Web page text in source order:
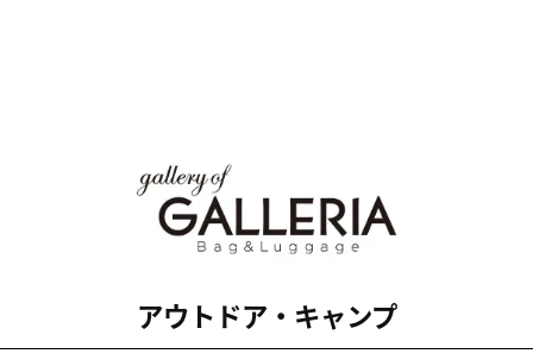
アウトドア・キャンプ